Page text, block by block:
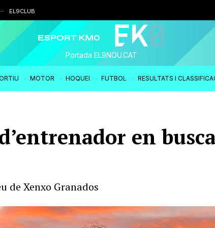
EL9CLUB
Portada EL9NOU.CAT
MOTOR HOQUEI FUTBOL RESULTATS I
en
de Xenxo Granados